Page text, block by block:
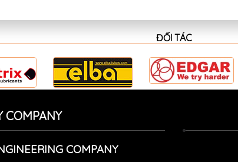
ĐỐI TÁC
COMPANY
COMPANY